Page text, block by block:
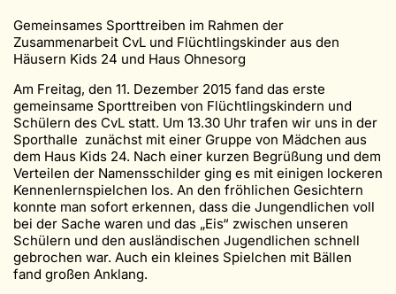
Gemeinsames Sporttreiben im Rahmen der
Zusammenarbeit CvL und Flüchtlingskinder aus den
Häusern Kids 24 und Haus Ohnesorg
Am Freitag, den 11. Dezember 2015 fand das erste
gemeinsame Sporttreiben von Flüchtlingskindern und
Schülern des CvL statt. Um 13.30 Uhr trafen wir uns in der
Sporthalle zunächst mit einer Gruppe von Mädchen aus
dem Haus Kids 24. Nach einer kurzen Begrüßung und dem
Verteilen der Namensschilder ging es mit einigen lockeren
Kennenlernspielchen los. An den fröhlichen Gesichtern
konnte man sofort erkennen, dass die Jungendlichen voll
bei der Sache waren und das „Eis“ zwischen unseren
Schülern und den ausländischen Jugendlichen schnell
gebrochen war. Auch ein kleines Spielchen mit Bällen
fand großen Anklang.